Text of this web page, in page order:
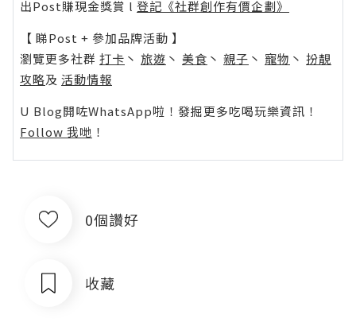
出Post賺現金獎賞 l 登記《社群創作有價企劃》
【 睇Post + 參加品牌活動 】
瀏覽更多社群 打卡 丶 旅遊 丶 美食 丶 親子 丶 寵物 丶 扮靚
攻略及 活動情報
U Blog開咗WhatsApp啦！發掘更多吃喝玩樂資訊！
Follow 我哋 ！
0個讚好
收藏